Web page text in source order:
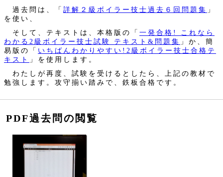
過去問は、「 詳解２級ボイラー技士過去６回問題集 」
を使い、
そして、テキストは、本格版の「 一発合格! これなら
わかる2級ボイラー技士試験 テキスト&問題集 」か、簡
易版の「 いちばんわかりやすい!2級ボイラー技士合格テ
キスト
」を使用します。
わたしが再度、試験を受けるとしたら、上記の教材で
勉強します。攻守揃い踏みで、鉄板合格です。
PDF過去問の閲覧